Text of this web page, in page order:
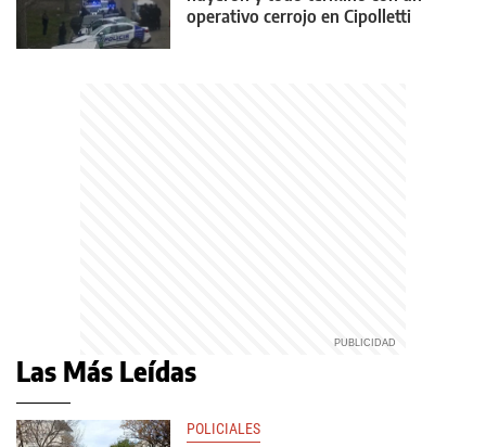
operativo cerrojo en Cipolletti
Las Más Leídas
POLICIALES